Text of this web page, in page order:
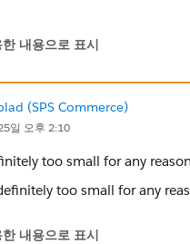
한 내용으로 표시
(SPS Commerce)
일 오후 2:10
too small for any
한 내용으로 표시